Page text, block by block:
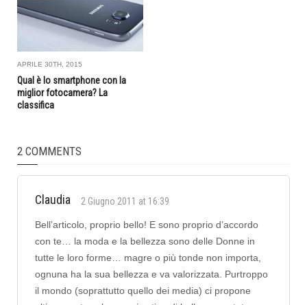
APRILE 30TH, 2015
Qual è lo smartphone con la
miglior fotocamera? La
classifica
2 COMMENTS
Claudia 2 Giugno 2011 at 16:39
Bell’articolo, proprio bello! E sono proprio d’accordo
con te… la moda e la bellezza sono delle Donne in
tutte le loro forme… magre o più tonde non importa,
ognuna ha la sua bellezza e va valorizzata. Purtroppo
il mondo (soprattutto quello dei media) ci propone